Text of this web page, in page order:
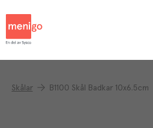
Skålar B1100 Skål Badkar 10x6.5cm